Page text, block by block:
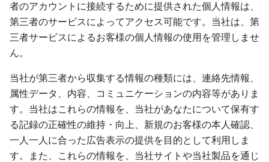
者のアカウントに接続するために提供された個人情報は、
第三者のサービスによってアクセス可能です。当社は、第
三者サービスによるお客様の個人情報の使用を管理しませ
ん。
当社が第三者から収集する情報の種類には、連絡先情報、
属性データ、内容、コミュニケーションの内容等がありま
す。当社はこれらの情報を、当社があなたについて保有す
る記録の正確性の維持・向上、新規のお客様の本人確認、
一人一人に合った広告表示の提供を目的として利用しま
す。また、これらの情報を、当社サイトや当社製品を通じ